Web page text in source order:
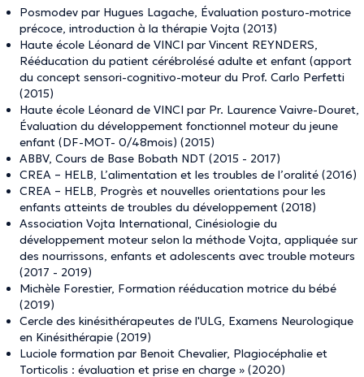
Posmodev par Hugues Lagache, Évaluation posturo-motrice
précoce, introduction à la thérapie Vojta (2013)
Haute école Léonard de VINCI par Vincent REYNDERS,
Rééducation du patient cérébrolésé adulte et enfant (apport
du concept sensori-cognitivo-moteur du Prof. Carlo Perfetti
(2015)
Haute école Léonard de VINCI par Pr. Laurence Vaivre-Douret,
Évaluation du développement fonctionnel moteur du jeune
enfant (DF-MOT- 0/48mois) (2015)
ABBV, Cours de Base Bobath NDT (2015 - 2017)
CREA – HELB, L’alimentation et les troubles de l’oralité (2016)
CREA – HELB, Progrès et nouvelles orientations pour les
enfants atteints de troubles du développement (2018)
Association Vojta International, Cinésiologie du
développement moteur selon la méthode Vojta, appliquée sur
des nourrissons, enfants et adolescents avec trouble moteurs
(2017 - 2019)
Michèle Forestier, Formation rééducation motrice du bébé
(2019)
Cercle des kinésithérapeutes de l'ULG, Examens Neurologique
en Kinésithérapie (2019)
Luciole formation par Benoit Chevalier, Plagiocéphalie et
Torticolis : évaluation et prise en charge » (2020)